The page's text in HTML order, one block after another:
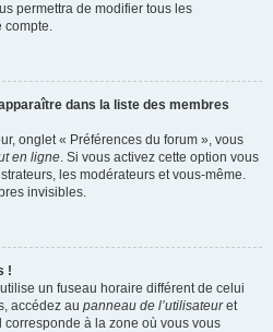
permettra de modifier tous les
compte.
dans la liste des membres
onglet « Préférences du forum », vous
en ligne. Si vous activez cette option vous
les modérateurs et vous-même.
invisibles.
!
un fuseau horaire différent de celui
accédez au panneau de l’utilisateuret
à la zone où vous vous